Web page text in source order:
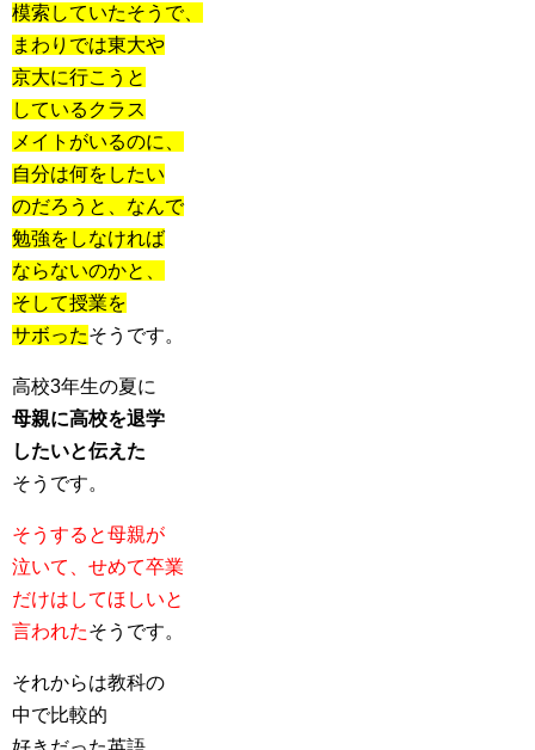
模索していたそうで、
まわりでは東大や
京大に行こうと
しているクラス
メイトがいるのに、
自分は何をしたい
のだろうと、なんで
勉強をしなければ
ならないのかと、
そして授業を
サボったそうです。
高校3年生の夏に
母親に高校を退学
したいと伝えた
そうです。
そうすると母親が
泣いて、せめて卒業
だけはしてほしいと
言われたそうです。
それからは教科の
中で比較的